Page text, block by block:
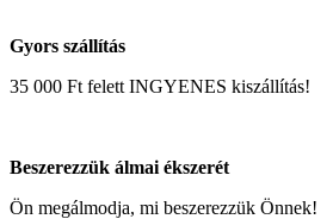
Gyors szállítás
35 000 Ft felett INGYENES kiszállítás!
Beszerezzük álmai ékszerét
Ön megálmodja, mi beszerezzük Önnek!